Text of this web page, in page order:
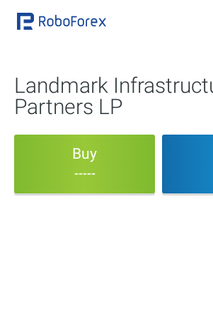
Landmark
Partners LP
Buy
-----